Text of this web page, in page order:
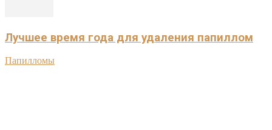
Лучшее время года для удаления папиллом
Папилломы